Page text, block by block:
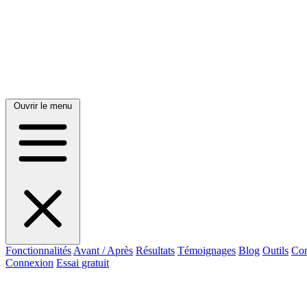
Ouvrir le menu
Fonctionnalités Avant / Après Résultats Témoignages Blog Outils
Connexion Essai gratuit